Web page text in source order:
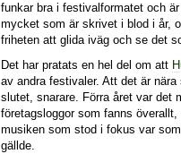
funkar bra i festivalformatet och
mycket som är skrivet i blod i år,
friheten att glida iväg och se det
Det har pratats en hel del om att
av andra festivaler. Att det är
slutet, snarare. Förra året var det
företagsloggor som fanns
musiken som stod i fokus var
gällde.